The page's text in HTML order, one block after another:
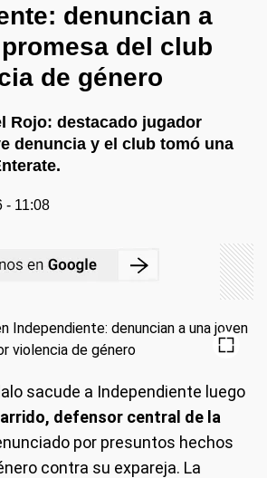
denuncian a
del club
de género
Rojo: destacado jugador
denuncia y el club tomó una
- 11:08
sacude a Independiente luego
defensor central de la
por presuntos hechos
contra su expareja. La